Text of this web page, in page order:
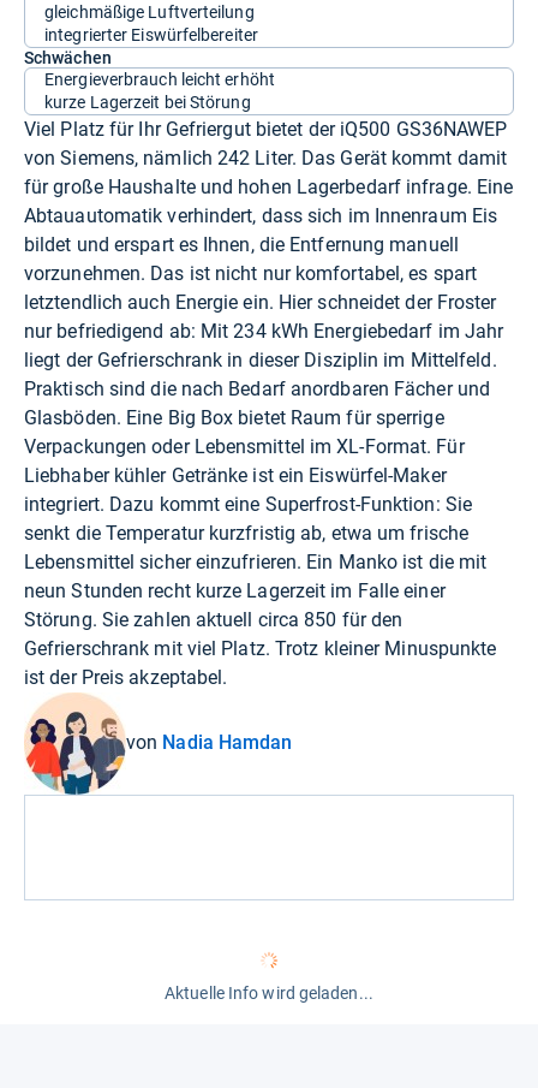
gleichmäßige Luftverteilung
integrierter Eiswürfelbereiter
Schwächen
Energieverbrauch leicht erhöht
kurze Lagerzeit bei Störung
Viel Platz für Ihr Gefriergut bietet der iQ500 GS36NAWEP
von Siemens, nämlich 242 Liter. Das Gerät kommt damit
für große Haushalte und hohen Lagerbedarf infrage. Eine
Abtauautomatik verhindert, dass sich im Innenraum Eis
bildet und erspart es Ihnen, die Entfernung manuell
vorzunehmen. Das ist nicht nur komfortabel, es spart
letztendlich auch Energie ein. Hier schneidet der Froster
nur befriedigend ab: Mit 234 kWh Energiebedarf im Jahr
liegt der Gefrierschrank in dieser Disziplin im Mittelfeld.
Praktisch sind die nach Bedarf anordbaren Fächer und
Glasböden. Eine Big Box bietet Raum für sperrige
Verpackungen oder Lebensmittel im XL-Format. Für
Liebhaber kühler Getränke ist ein Eiswürfel-Maker
integriert. Dazu kommt eine Superfrost-Funktion: Sie
senkt die Temperatur kurzfristig ab, etwa um frische
Lebensmittel sicher einzufrieren. Ein Manko ist die mit
neun Stunden recht kurze Lagerzeit im Falle einer
Störung. Sie zahlen aktuell circa 850 für den
Gefrierschrank mit viel Platz. Trotz kleiner Minuspunkte
ist der Preis akzeptabel.
von Nadia Hamdan
Aktuelle Info wird geladen...